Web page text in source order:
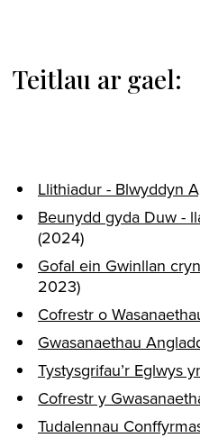
Teitlau ar gael:
Llithiadur - Blwyddyn
Beunydd gyda Duw -
(2024)
Gofal ein Gwinllan
2023)
Cofrestr o
Gwasanaethau
Tystysgrifau’r Eglwys
Cofrestr y
Tudalennau